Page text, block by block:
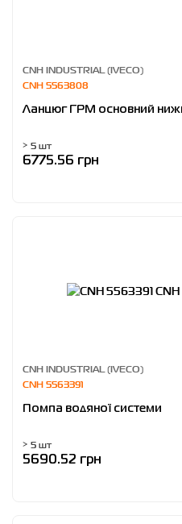
CNH INDUSTRIAL (IVECO)
CNH 5563808
Ланцюг ГРМ основний
> 5 шт
6775.56 грн
CNH INDUSTRIAL (IVECO)
CNH 5563391
Помпа водяної системи
> 5 шт
5690.52 грн